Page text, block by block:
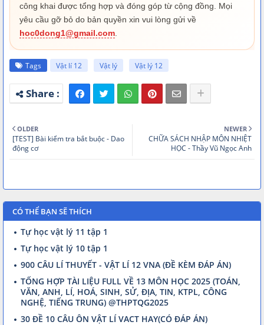
[Vật Lí 12 - SGK mới] Chữa 699 Câu Hỏi
Chinh Phục Toàn Diện Lí Thuyết - Buổi 2 -
Thầy VNA.mp4
Thầy VNA.mp4
[Vật Lí 12 - SGK mới] Chữa 699 Câu Hỏi
Chinh Phục Toàn Diện Lí Thuyết - Buổi 4 -
Thầy VNA.mp4
[Vật Lí 12 - SGK mới] Chữa 699 Câu Hỏi
Thầy VNA.mp4
699-cau-hoi-chinh-phuc-toan-dien-ly-
công khai được tổng hợp và đóng góp từ cộng đồng. Mọi
yêu cầu gỡ bỏ do bản quyền xin vui lòng gửi về
hoc0dong1@gmail.com
Tags Vật lí 12 Vật lý Vật lý 12
NEWER
CHỮA SÁCH NHẬP MÔN NHIỆT
HỌC - Thầy Vũ Ngọc Anh
OLDER
[TEST] Bài kiểm tra bắt buộc - Dao
động cơ
CÓ THỂ BẠN SẼ THÍCH
Tự học vật lý 11 tập 1
Tự học vật lý 10 tập 1
900 CÂU LÍ THUYẾT - VẬT LÍ 12 VNA (ĐỀ KÈM ĐÁP ÁN)
TỔNG HỢP TÀI LIỆU FULL VỀ 13 MÔN HỌC 2025 (TOÁN,
VĂN, ANH, LÍ, HOÁ, SINH, SỬ, ĐỊA, TIN, KTPL, CÔNG
NGHỆ, TIẾNG TRUNG) @THPTQG2025
30 ĐỀ 10 CÂU ÔN VẬT LÍ VACT HAY(CÓ ĐÁP ÁN)